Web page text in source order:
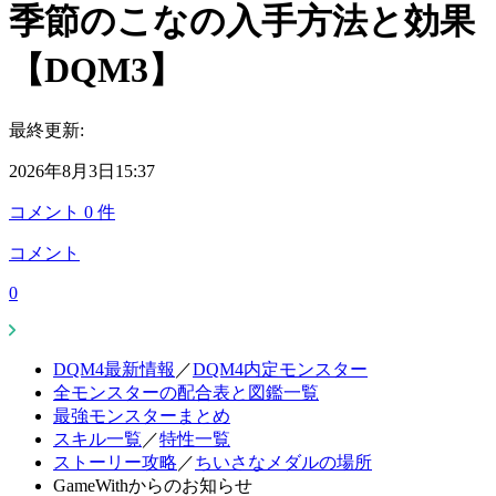
季節のこなの入手方法と効果
【DQM3】
最終更新:
2026年8月3日15:37
コメント 0 件
コメント
0
DQM4最新情報 ／DQM4内定モンスター
全モンスターの配合表と図鑑一覧
最強モンスターまとめ
スキル一覧 ／特性一覧
ストーリー攻略 ／ちいさなメダルの場所
GameWithからのお知らせ